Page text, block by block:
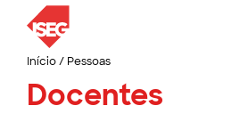
Início/ Pessoas
Docentes